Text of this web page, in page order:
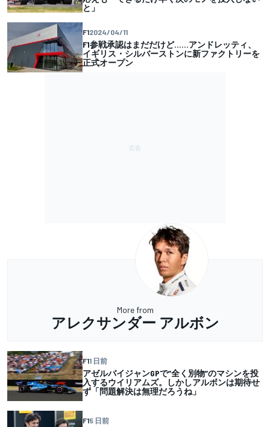
と」
F12024/04/11
F1参戦承認はまだだけど……アンドレッティ、
イギリス・シルバーストンに新ファクトリーを
正式オープン
More from
アレクサンダー アルボン
F11 日前
アゼルバイジャンGPで”全く別物”のマシンを投
入するウイリアムズ。しかしアルボンは期待せ
ず「問題解決は無理だろうね」
F15 日前